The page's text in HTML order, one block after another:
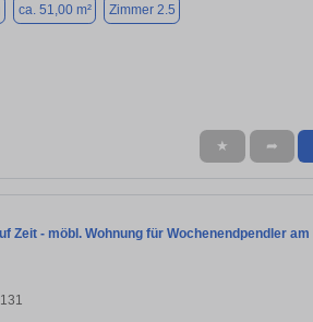
ca. 51,00 m² Zimmer 2.5
★ ➦
Zeit - möbl. Wohnung für Wochenendpendler am